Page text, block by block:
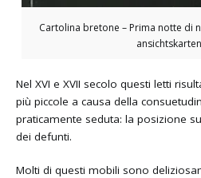
Cartolina bretone – Prima notte di
Nel XVI e XVII secolo questi letti
più piccole a causa della
praticamente seduta: la posizione
dei defunti.
Molti di questi mobili sono